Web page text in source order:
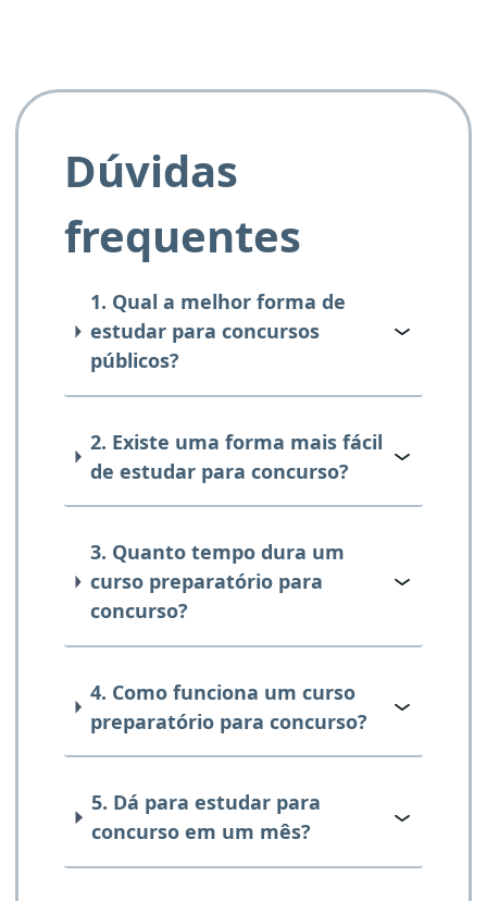
Dúvidas
frequentes
1. Qual a melhor forma de
estudar para concursos
públicos?
2. Existe uma forma mais fácil
de estudar para concurso?
3. Quanto tempo dura um
curso preparatório para
concurso?
4. Como funciona um curso
preparatório para concurso?
5. Dá para estudar para
concurso em um mês?